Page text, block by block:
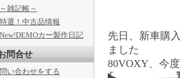
～雑記帳～
特選！中古品情報
New!DEMOカー製作日記
問合せ
問い合わせをする
先日、新車購
ました
80VOXY、今